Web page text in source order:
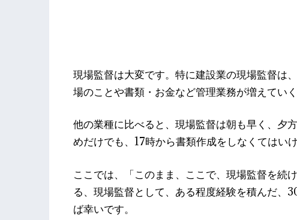
現場監督は大変です。特に建設業の現場監督は
場のことや書類・お金など管理業務が増えていく
他の業種に比べると、現場監督は朝も早く、夕
めだけでも、17時から書類作成をしなくてはいけ
ここでは、「このまま、ここで、現場監督を続
る、現場監督として、ある程度経験を積んだ、
ば幸いです。